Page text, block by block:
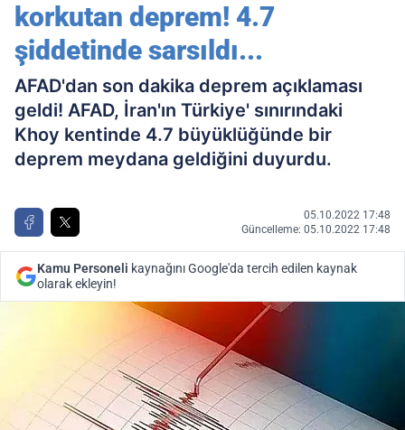
korkutan deprem! 4.7
şiddetinde sarsıldı...
AFAD'dan son dakika deprem açıklaması
geldi! AFAD, İran'ın Türkiye' sınırındaki
Khoy kentinde 4.7 büyüklüğünde bir
deprem meydana geldiğini duyurdu.
05.10.2022 17:48
Güncelleme: 05.10.2022 17:48
Kamu Personeli kaynağını Google'da tercih edilen kaynak
olarak ekleyin!